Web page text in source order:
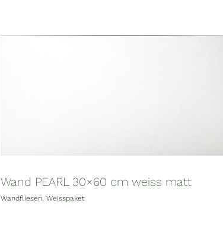
Wand PEARL 30×60 cm weiss matt
Wandfliesen, Weisspaket